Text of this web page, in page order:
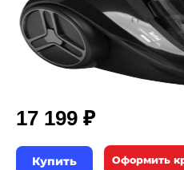
17 199 ₽
Купить Оформить